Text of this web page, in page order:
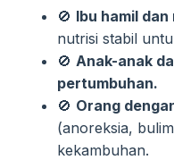
🚫 Ibu hamil
nutrisi stabil
🚫 Anak-anak
pertumbuhan.
🚫 Orang
(anoreksia,
kekambuhan.